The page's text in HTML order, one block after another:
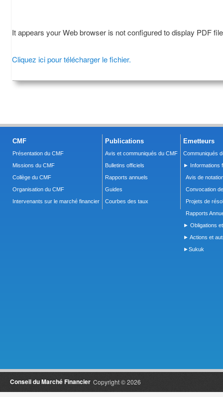
It appears your Web browser is not configured to display PDF
Cliquez ici pour télécharger le fichier.
CMF
Présentation du CMF
Missions du CMF
Collège du CMF
Organisation du CMF
Intervenants sur le marché financier
Publications
Avis et communiqués du CMF
Bulletins officiels
Rapports annuels
Guides
Courbes des taux
Emetteurs
Communiqués
► Informations
Avis de
Convocation
Projets de
Rapports
► Obligations
► Actions et
►Sukuk
Copyright © 2026
Conseil du Marché Financier